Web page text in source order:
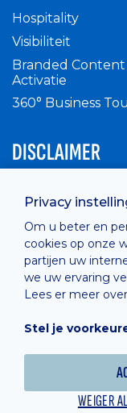
Privacy
Om u beter en
cookies op onze
partijen uw
we uw ervaring
Lees er meer
Stel je
WEIGER
Hospitality
Visibiliteit
Branded Content
Activatie
360° Business
DISCLAIMER
Privacy Policy
Cashless
Cookie Policy
Hosted by
Powered online